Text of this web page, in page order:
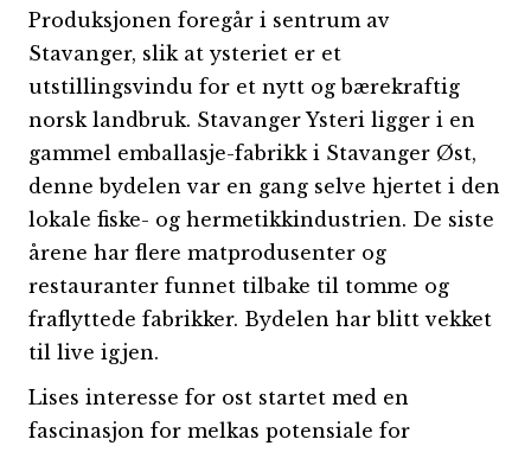
Produksjonen foregår i sentrum av
Stavanger, slik at ysteriet er et
utstillingsvindu for et nytt og bærekraftig
norsk landbruk. Stavanger Ysteri ligger i en
gammel emballasje-fabrikk i Stavanger Øst,
denne bydelen var en gang selve hjertet i den
lokale fiske- og hermetikkindustrien. De siste
årene har flere matprodusenter og
restauranter funnet tilbake til tomme og
fraflyttede fabrikker. Bydelen har blitt vekket
til live igjen.
Lises interesse for ost startet med en
fascinasjon for melkas potensiale for